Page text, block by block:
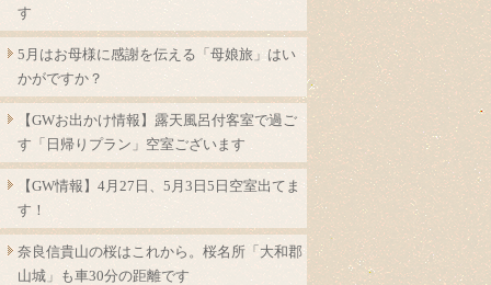
す
5月はお母様に感謝を伝える「母娘旅」はい
かがですか？
【GWお出かけ情報】露天風呂付客室で過ご
す「日帰りプラン」空室ございます
【GW情報】4月27日、5月3日5日空室出てま
す！
奈良信貴山の桜はこれから。桜名所「大和郡
山城」も車30分の距離です